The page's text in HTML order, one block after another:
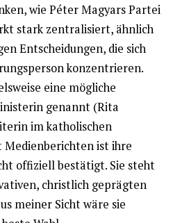
wie Péter Magyars Partei
stark zentralisiert, ähnlich
Entscheidungen, die sich
konzentrieren.
eine mögliche
genannt (Rita
im katholischen
Medienberichten ist ihre
offiziell bestätigt. Sie steht
christlich geprägten
meiner Sicht wäre sie